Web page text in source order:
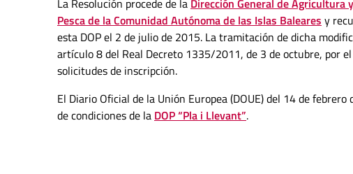
La Resolución procede de la Dirección General de Agricultura
Pesca de la Comunidad Autónoma de las Islas Baleares y
esta DOP el 2 de julio de 2015. La tramitación de dicha
artículo 8 del Real Decreto 1335/2011, de 3 de octubre, por
solicitudes de inscripción.
El Diario Oficial de la Unión Europea (DOUE) del 14 de
de condiciones de la DOP “Pla i Llevant”.